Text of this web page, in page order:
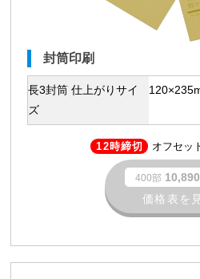
封筒印刷
長3封筒 仕上がりサイ
ズ
12時締切 オフセッ
400部
価格表を